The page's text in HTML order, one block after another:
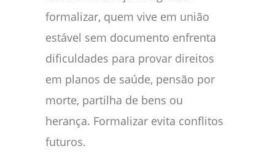
formalizar, quem vive em união
estável sem documento enfrenta
dificuldades para provar direitos
em planos de saúde, pensão por
morte, partilha de bens ou
herança. Formalizar evita conflitos
futuros.